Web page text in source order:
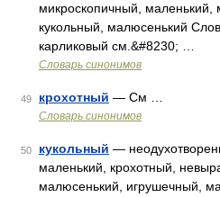
микроскопичный, маленький,
кукольный, малюсенький
карликовый см.&#8230; …
Словарь синонимов
49 крохотный — См …
Словарь синонимов
50 кукольный —
маленький, крохотный,
малюсенький, игрушечный,